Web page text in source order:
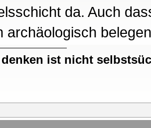
da. Auch
archäologisch
ist nicht